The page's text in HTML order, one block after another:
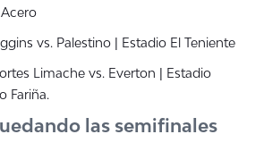
vs. Palestino | Estadio El Teniente
Limache vs. Everton | Estadio
Fariña.
las semifinales